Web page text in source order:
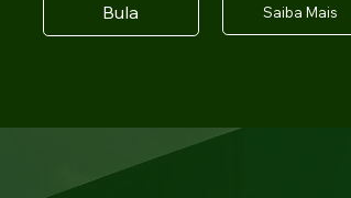
Bula Saiba Mais